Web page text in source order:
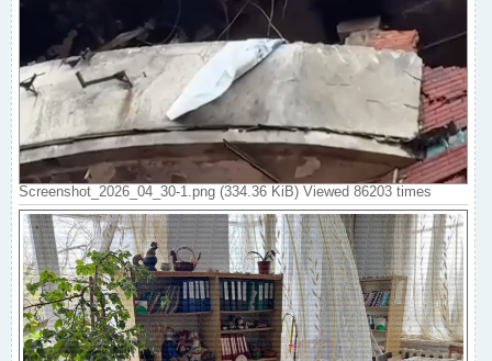
Screenshot_2026_04_30-1.png (334.36 KiB) Viewed 86203 times